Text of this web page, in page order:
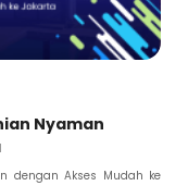
Nyaman
dengan Akses Mudah ke